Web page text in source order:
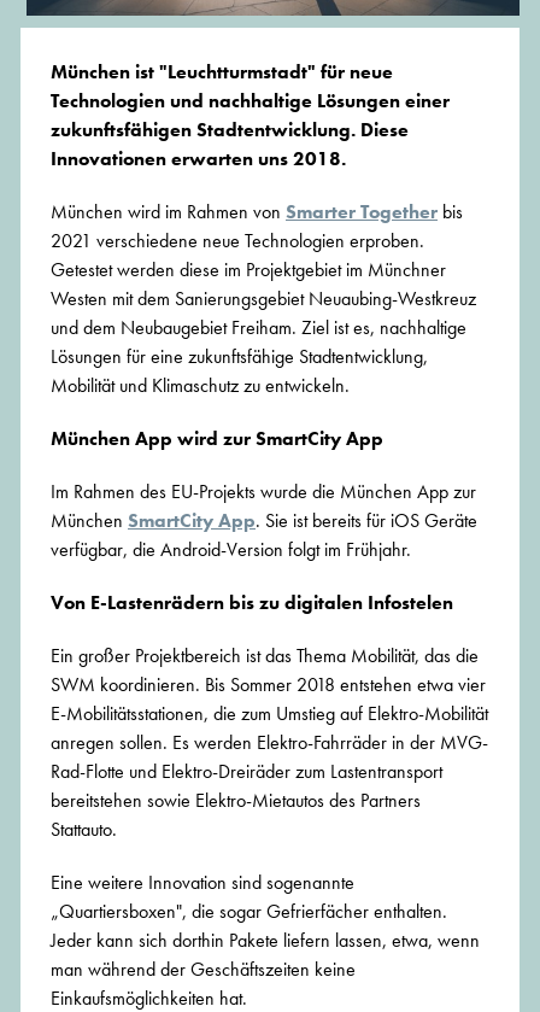
München ist "Leuchtturmstadt" für neue
Technologien und nachhaltige Lösungen einer
zukunftsfähigen Stadtentwicklung. Diese
Innovationen erwarten uns 2018.
München wird im Rahmen von Smarter Together bis
2021 verschiedene neue Technologien erproben.
Getestet werden diese im Projektgebiet im Münchner
Westen mit dem Sanierungsgebiet Neuaubing-Westkreuz
und dem Neubaugebiet Freiham. Ziel ist es, nachhaltige
Lösungen für eine zukunftsfähige Stadtentwicklung,
Mobilität und Klimaschutz zu entwickeln.
München App wird zur SmartCity App
Im Rahmen des EU-Projekts wurde die München App zur
München SmartCity App. Sie ist bereits für iOS Geräte
verfügbar, die Android-Version folgt im Frühjahr.
Von E-Lastenrädern bis zu digitalen Infostelen
Ein großer Projektbereich ist das Thema Mobilität, das die
SWM koordinieren. Bis Sommer 2018 entstehen etwa vier
E-Mobilitätsstationen, die zum Umstieg auf Elektro-Mobilität
anregen sollen. Es werden Elektro-Fahrräder in der MVG-
Rad-Flotte und Elektro-Dreiräder zum Lastentransport
bereitstehen sowie Elektro-Mietautos des Partners
Stattauto.
Eine weitere Innovation sind sogenannte
„Quartiersboxen", die sogar Gefrierfächer enthalten.
Jeder kann sich dorthin Pakete liefern lassen, etwa, wenn
man während der Geschäftszeiten keine
Einkaufsmöglichkeiten hat.